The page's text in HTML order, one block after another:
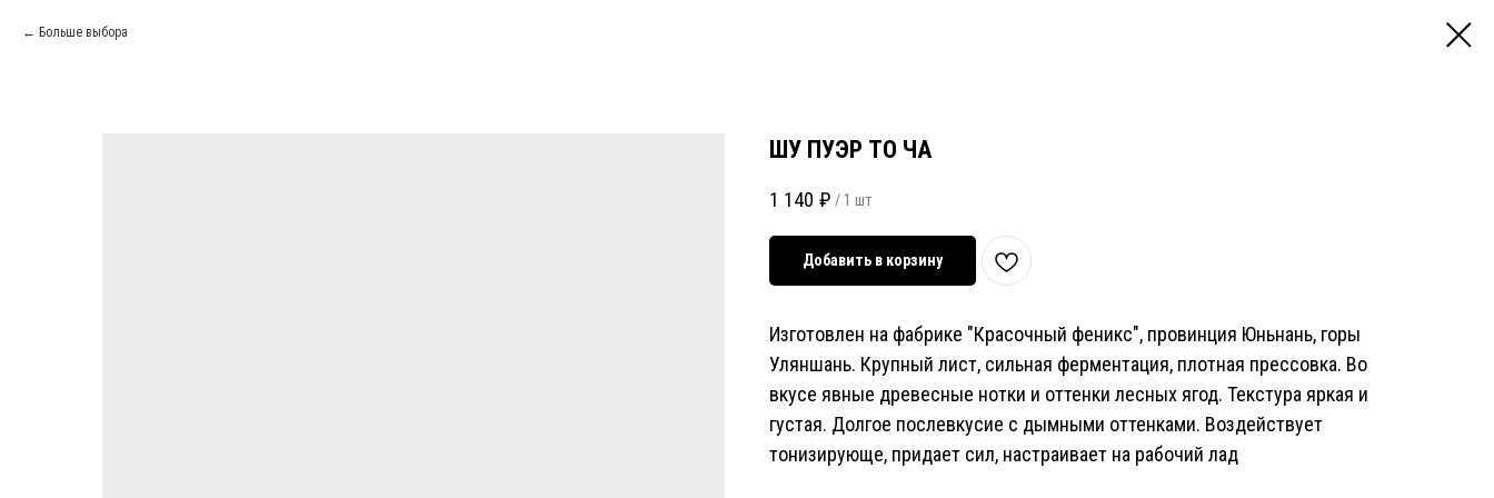
Больше выбора
ШУ ПУЭР ТО ЧА
1 140 ₽ / 1 шт
Добавить в корзину
Изготовлен на фабрике "Красочный феникс", провинция Юньнань, горы
Уляншань. Крупный лист, сильная ферментация, плотная прессовка. Во
вкусе явные древесные нотки и оттенки лесных ягод. Текстура яркая и
густая. Долгое послевкусие с дымными оттенками. Воздействует
тонизирующе, придает сил, настраивает на рабочий лад